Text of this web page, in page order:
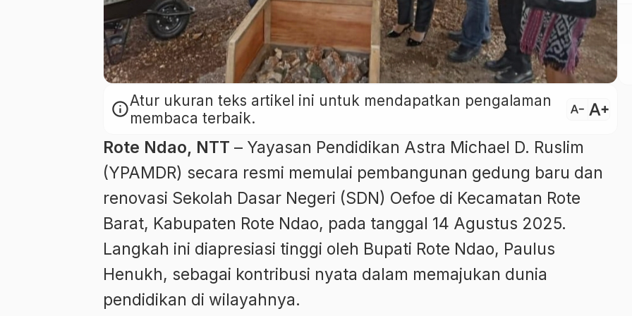
infoAtur ukuran teks artikel ini untuk mendapatkan pengalaman
membaca terbaik.
text_decrease text_increase
Rote Ndao, NTT – Yayasan Pendidikan Astra Michael D. Ruslim
(YPAMDR) secara resmi memulai pembangunan gedung baru dan
renovasi Sekolah Dasar Negeri (SDN) Oefoe di Kecamatan Rote
Barat, Kabupaten Rote Ndao, pada tanggal 14 Agustus 2025.
Langkah ini diapresiasi tinggi oleh Bupati Rote Ndao, Paulus
Henukh, sebagai kontribusi nyata dalam memajukan dunia
pendidikan di wilayahnya.